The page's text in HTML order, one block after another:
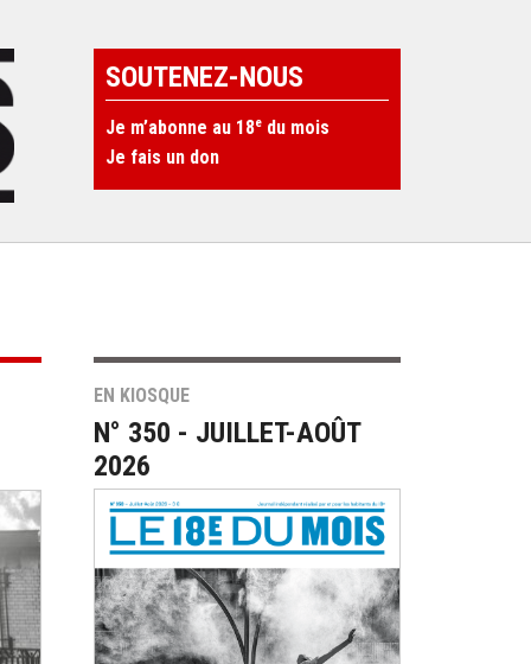
SOUTENEZ-NOUS
Je m’abonne au 18e du mois
Je fais un don
EN KIOSQUE
N° 350 - JUILLET-AOÛT
2026